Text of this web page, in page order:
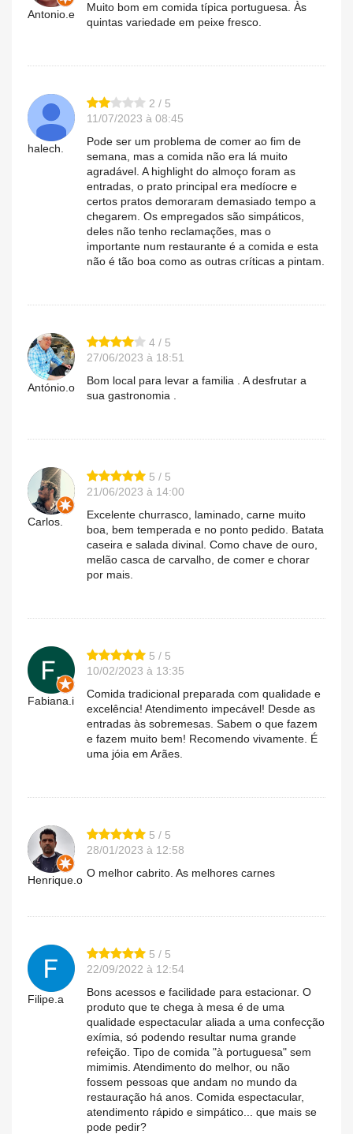
Antonio.e
Muito bom em comida típica portuguesa. Às
quintas variedade em peixe fresco.
halech.
2 / 5
11/07/2023 à 08:45
Pode ser um problema de comer ao fim de
semana, mas a comida não era lá muito
agradável. A highlight do almoço foram as
entradas, o prato principal era medíocre e
certos pratos demoraram demasiado tempo a
chegarem. Os empregados são simpáticos,
deles não tenho reclamações, mas o
importante num restaurante é a comida e esta
não é tão boa como as outras críticas a pintam.
António.o
4 / 5
27/06/2023 à 18:51
Bom local para levar a familia . A desfrutar a
sua gastronomia .
Carlos.
5 / 5
21/06/2023 à 14:00
Excelente churrasco, laminado, carne muito
boa, bem temperada e no ponto pedido. Batata
caseira e salada divinal. Como chave de ouro,
melão casca de carvalho, de comer e chorar
por mais.
Fabiana.i
5 / 5
10/02/2023 à 13:35
Comida tradicional preparada com qualidade e
excelência! Atendimento impecável! Desde as
entradas às sobremesas. Sabem o que fazem
e fazem muito bem! Recomendo vivamente. É
uma jóia em Arães.
Henrique.o
5 / 5
28/01/2023 à 12:58
O melhor cabrito. As melhores carnes
Filipe.a
5 / 5
22/09/2022 à 12:54
Bons acessos e facilidade para estacionar. O
produto que te chega à mesa é de uma
qualidade espectacular aliada a uma confecção
exímia, só podendo resultar numa grande
refeição. Tipo de comida "à portuguesa" sem
mimimis. Atendimento do melhor, ou não
fossem pessoas que andam no mundo da
restauração há anos. Comida espectacular,
atendimento rápido e simpático... que mais se
pode pedir?